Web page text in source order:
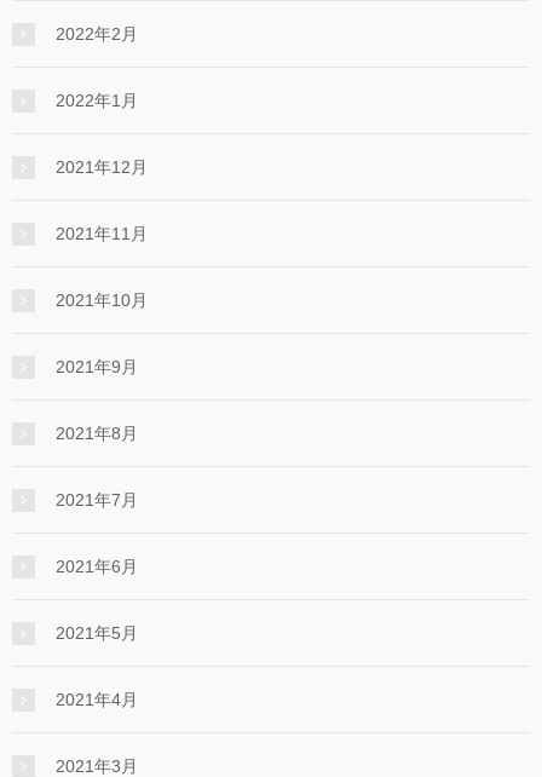
2022年2月
2022年1月
2021年12月
2021年11月
2021年10月
2021年9月
2021年8月
2021年7月
2021年6月
2021年5月
2021年4月
2021年3月